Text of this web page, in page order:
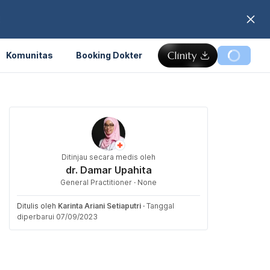
Komunitas Booking Dokter
Ditinjau secara medis oleh
dr. Damar Upahita
General Practitioner · None
Ditulis oleh Karinta Ariani Setiaputri · Tanggal
diperbarui 07/09/2023